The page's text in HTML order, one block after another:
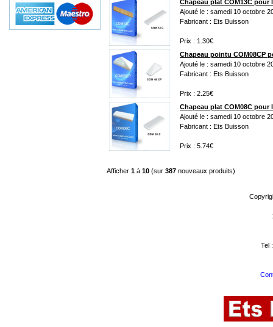
Chapeau plat COM13C pour
Ajouté le : samedi 10 octobre
Fabricant : Ets Buisson
Prix : 1.30€
Chapeau pointu COM08CP
Ajouté le : samedi 10 octobre
Fabricant : Ets Buisson
Prix : 2.25€
Chapeau plat COM08C pour
Ajouté le : samedi 10 octobre
Fabricant : Ets Buisson
Prix : 5.74€
Afficher 1 à 10 (sur 387 nouveaux produits)
Tel